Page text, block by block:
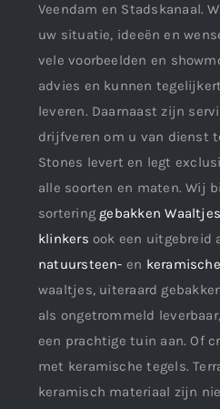
Veendam en Stadskanaal.
uw situatie, ideeën en
vele voorbeelden en
advies en kunnen
leveren. Daarnaast zijn
drijfveren om u van dienst
Stones levert en legt
alle soorten en maten. Wij
sortering gebakken Waaltjes
klinkers ook een uitgebreid
natuursteen- en
waaltjes, uiteraard
als ongetrommeld
een prachtige tuin aan. Of
met keramische tegels.
keramisch materiaal zijn